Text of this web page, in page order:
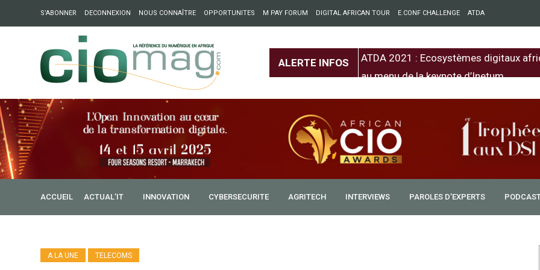
S’ABONNER DECONNEXION NOUS CONNAÎTRE OPPORTUNITES M PAY FORUM DIGITAL AFRICAN TOUR E.CONF CHALLENGE ATDA
ALERTE INFOS
: Partech Shaker lance Chapter54 pour créer des ponts entre l’Europe et
ATDA 2021 : Ecosystèmes digitaux
au menu de la keynote d’Inetum
ACCUEIL ACTUAL’IT INNOVATION CYBERSECURITE AGRITECH INTERVIEWS PAROLES D’EXPERTS
A LA UNE TELECOMS